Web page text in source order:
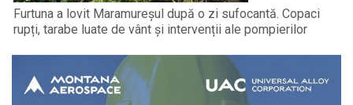
Furtuna a lovit Maramureșul după o zi sufocantă. Copaci
rupți, tarabe luate de vânt și intervenții ale pompierilor